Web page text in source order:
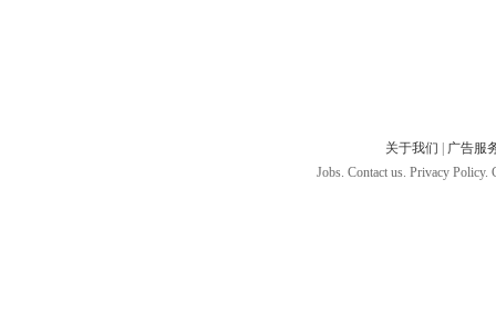
关于我们
广告服
Jobs. Contact us. Privacy